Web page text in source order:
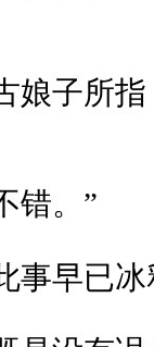
娘子所
错。”
事早已